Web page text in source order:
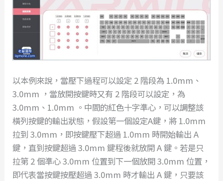
以本例來說，當壓下過程可以設定 2 階段為 1.0mm、
3.0mm ，當放開按鍵時又有 2 階段可以設定，為
3.0mm、1.0mm 。中間的紅色十字準心，可以調整該
橫列按鍵的輸出狀態，假設第一個設定A鍵，將 1.0mm
拉到 3.0mm，即按鍵壓下超過 1.0mm 時開始輸出 A
鍵，直到按鍵超過 3.0mm 鍵程後就放開 A 鍵。若是只
拉第 2 個準心 3.0mm 位置到下一個放開 3.0mm 位置，
即代表當按鍵按壓超過 3.0mm 時才輸出 A 鍵，只要該